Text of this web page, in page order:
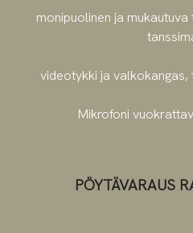
monipuolinen ja
videotykki ja
Mikrofoni
PÖYTÄVARAUS